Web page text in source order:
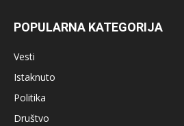
POPULARNA KATEGORIJA
Vesti
Istaknuto
Politika
Društvo